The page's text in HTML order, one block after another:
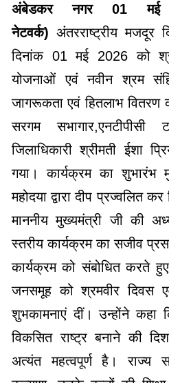
अंबेडकर नगर 01 मई
नेटवर्क) अंतरराष्ट्रीय
दिनांक 01 मई 2026 को
योजनाओं एवं नवीन श्रम
जागरूकता एवं हितलाभ वितरण
सरगम
जिलाधिकारी श्रीमती ईशा
गया। कार्यक्रम का शुभारंभ
महोदया द्वारा दीप प्रज्वलित
माननीय मुख्यमंत्री जी की
स्तरीय कार्यक्रम का सजीव
कार्यक्रम को संबोधित करते
जनसमूह को श्रमवीर दिवस एवं
शुभकामनाएं दीं। उन्होंने कहा
विकसित राष्ट्र बनाने की
अत्यंत महत्वपूर्ण है। राज्य